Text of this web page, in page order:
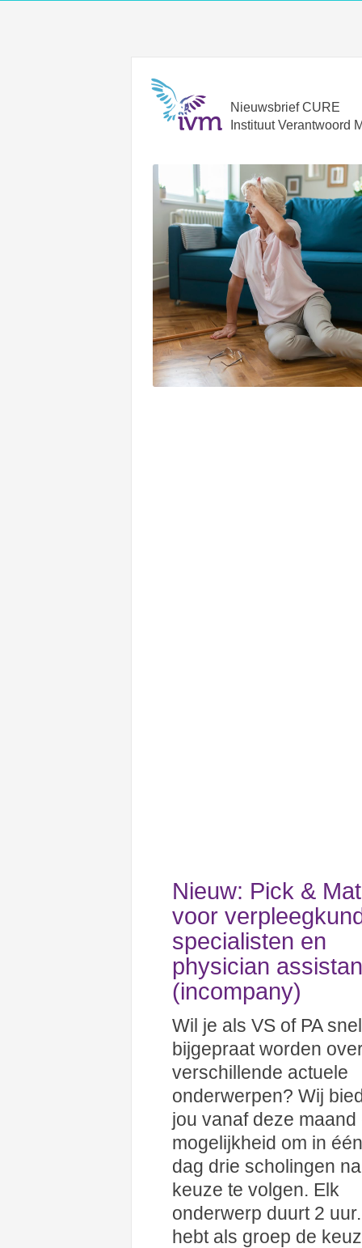
Nieuwsbrief CURE
Instituut Verantwoord
Nieuw: Pick &
voor
specialisten en
physician
(incompany)
Wil je als VS of PA snel
bijgepraat worden
verschillende actuele
onderwerpen? Wij
jou vanaf deze maand
mogelijkheid om in één
dag drie scholingen
keuze te volgen. Elk
onderwerp duurt 2
hebt als groep de